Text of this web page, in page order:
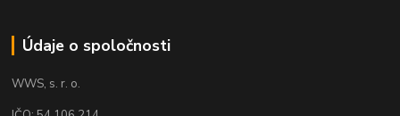
Údaje o spoločnosti
WWS, s. r. o.